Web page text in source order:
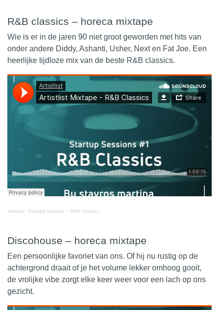
R&B classics – horeca mixtape
Wie is er in de jaren 90 niet groot geworden met hits van
onder andere Diddy, Ashanti, Usher, Next en Fat Joe. Een
heerlijke tijdloze mix van de beste R&B classics.
Artistlist · Artistlist Mixtape – R&B Classics
Discohouse – horeca mixtape
Een persoonlijke favoriet van ons. Of hij nu rustig op de
achtergrond draait of je het volume lekker omhoog gooit,
de vrolijke vibe zorgt elke keer weer voor een lach op ons
gezicht.